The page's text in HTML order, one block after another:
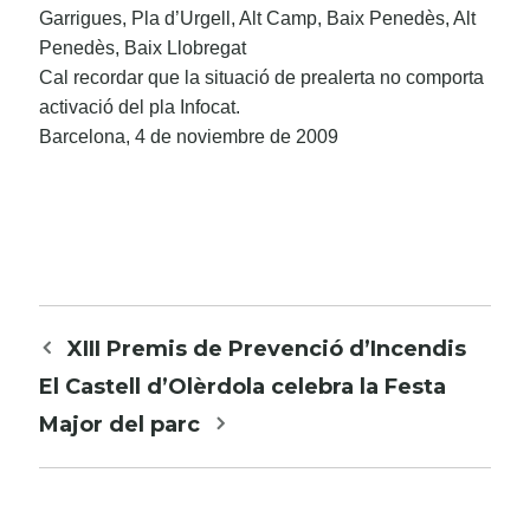
Garrigues, Pla d’Urgell, Alt Camp, Baix Penedès, Alt
Penedès, Baix Llobregat
Cal recordar que la situació de prealerta no comporta
activació del pla Infocat.
Barcelona, 4 de noviembre de 2009
Navegació
per
entrades
XIII Premis de Prevenció d’Incendis
El Castell d’Olèrdola celebra la Festa
Major del parc